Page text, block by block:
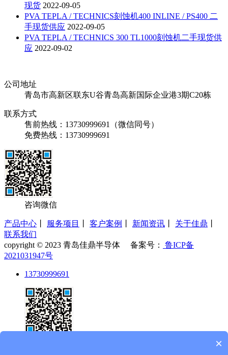
现货 2022-09-05
PVA TEPLA / TECHNICS刻蚀机400 INLINE / PS400 二
手现货供应 2022-09-05
PVA TEPLA / TECHNICS 300 TL1000刻蚀机二手现货供
应 2022-09-02
公司地址
青岛市高新区联东U谷青岛高新国际企业港3期C20栋
联系方式
售前热线：13730999691（微信同号）
免费热线：13730999691
咨询微信
产品中心 服务项目 客户案例 新闻资讯 关于佳鼎
联系我们
copyright © 2023 青岛佳鼎半导体 备案号：
鲁ICP备
2021031947号
13730999691
×